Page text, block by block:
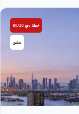
خطة دفع 80/20
شقق